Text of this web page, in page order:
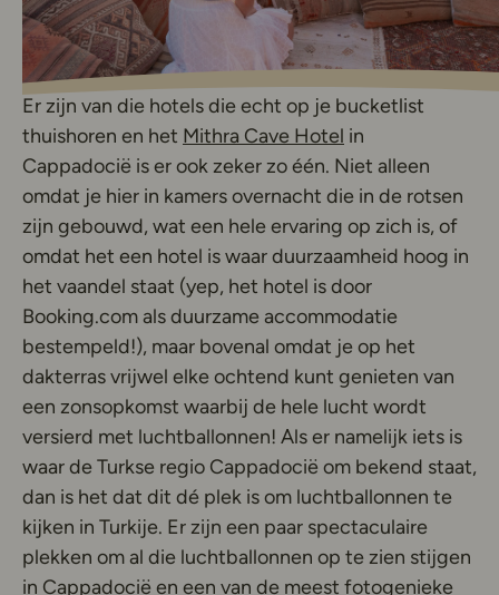
Er zijn van die hotels die echt op je bucketlist
thuishoren en het Mithra Cave Hotel Deze link opent
in
Cappadocië is er ook zeker zo één. Niet alleen
omdat je hier in kamers overnacht die in de rotsen
zijn gebouwd, wat een hele ervaring op zich is, of
omdat het een hotel is waar duurzaamheid hoog in
het vaandel staat (yep, het hotel is door
Booking.com als duurzame accommodatie
bestempeld!), maar bovenal omdat je op het
dakterras vrijwel elke ochtend kunt genieten van
een zonsopkomst waarbij de hele lucht wordt
versierd met luchtballonnen! Als er namelijk iets is
waar de Turkse regio Cappadocië om bekend staat,
dan is het dat dit dé plek is om luchtballonnen te
kijken in Turkije. Er zijn een paar spectaculaire
plekken om al die luchtballonnen op te zien stijgen
in Cappadocië en een van de meest fotogenieke